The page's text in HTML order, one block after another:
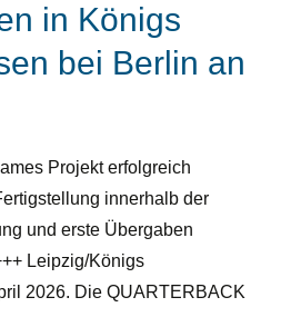
in Königs
bei Berlin an
Projekt erfolgreich
innerhalb der
und erste Übergaben
Leipzig/Königs
2026. Die QUARTERBACK